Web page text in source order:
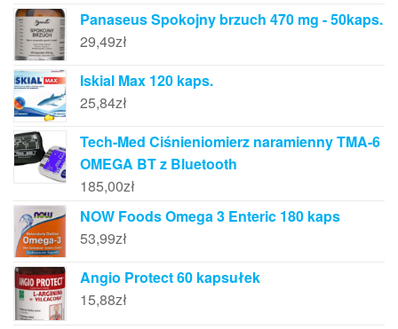
Panaseus Spokojny brzuch 470 mg - 50kaps.
29,49zł
Iskial Max 120 kaps.
25,84zł
Tech-Med Ciśnieniomierz naramienny TMA-6
OMEGA BT z Bluetooth
185,00zł
NOW Foods Omega 3 Enteric 180 kaps
53,99zł
Angio Protect 60 kapsułek
15,88zł